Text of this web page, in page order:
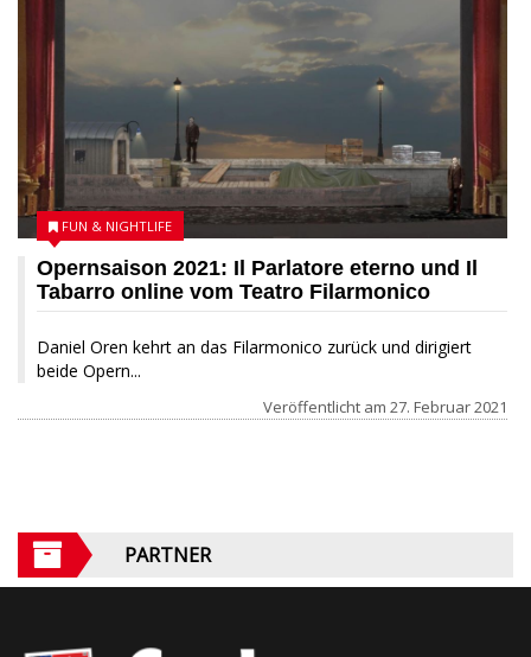
Opernsaison 2021: Il Parlatore eterno und Il
Tabarro online vom Teatro Filarmonico
Daniel Oren kehrt an das Filarmonico zurück und dirigiert
beide Opern...
FUN & NIGHTLIFE
Veröffentlicht am 27. Februar 2021
PARTNER